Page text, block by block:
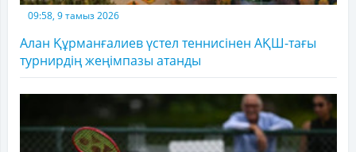
09:58, 9 тамыз 2026
Алан Құрманғалиев үстел теннисінен АҚШ-тағы
турнирдің жеңімпазы атанды